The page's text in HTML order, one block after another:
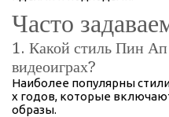
Часто
1. Какой стиль Пин Ап
видеоиграх?
Наиболее популярны
х годов, которые
образы.